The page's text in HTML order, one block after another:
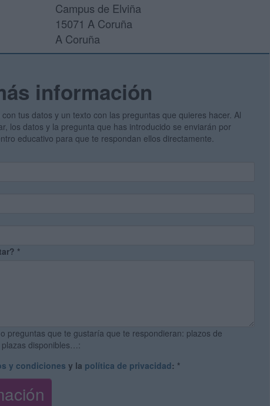
Campus de Elviña
15071 A Coruña
A Coruña
información
tus datos y un texto con las preguntas que quieres hacer. Al
los datos y la pregunta que has introducido se enviarán por
educativo para que te respondan ellos directamente.
*
preguntas que te gustaría que te respondieran: plazos de
disponibles…:
y condiciones y la política de privacidad: *